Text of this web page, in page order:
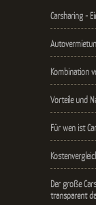
Carsharing -
Kombination
Vorteile und
Für wen ist
Der große
transparent